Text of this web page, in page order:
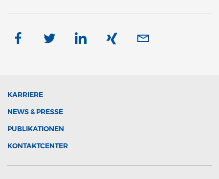
KARRIERE
NEWS & PRESSE
PUBLIKATIONEN
KONTAKTCENTER